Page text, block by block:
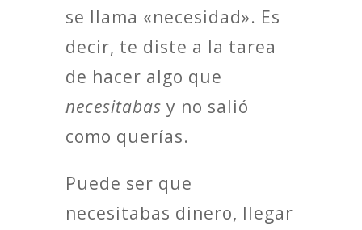
se llama «necesidad». Es
decir, te diste a la tarea
de hacer algo que
necesitabas y no salió
como querías.
Puede ser que
necesitabas dinero, llegar